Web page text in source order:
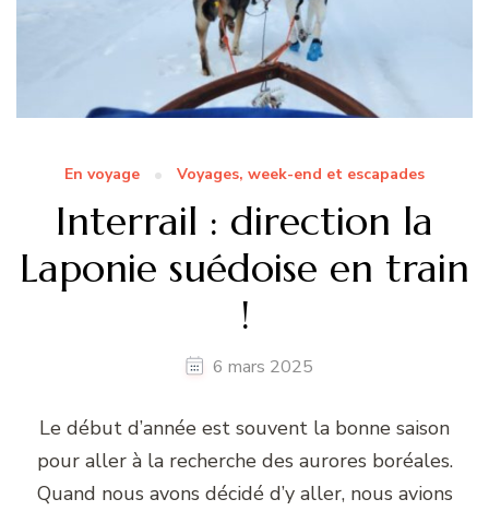
En voyage Voyages, week-end et escapades
Interrail : direction la
Laponie suédoise en train
!
6 mars 2025
Le début d’année est souvent la bonne saison
pour aller à la recherche des aurores boréales.
Quand nous avons décidé d’y aller, nous avions